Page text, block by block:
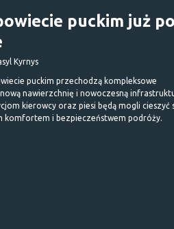
puckim już
Kyrnys
puckim przechodzą kompleksowe
nawierzchnię i nowoczesną
kierowcy oraz piesi będą mogli cieszyć
komfortem i bezpieczeństwem podróży.